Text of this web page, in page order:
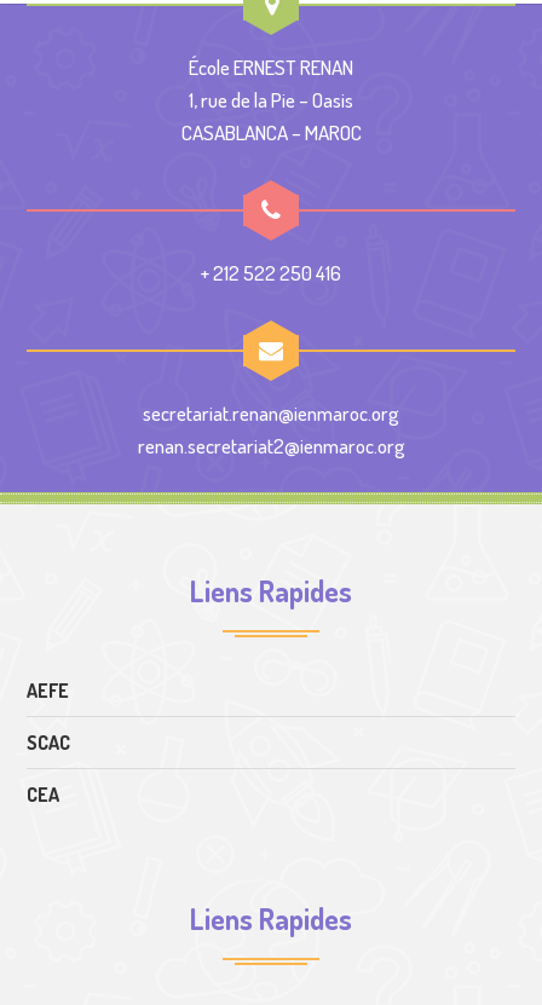
École ERNEST RENAN
1, rue de la Pie – Oasis
CASABLANCA – MAROC
+ 212 522 250 416
secretariat.renan@ienmaroc.org
renan.secretariat2@ienmaroc.org
Liens Rapides
AEFE
SCAC
CEA
Liens Rapides